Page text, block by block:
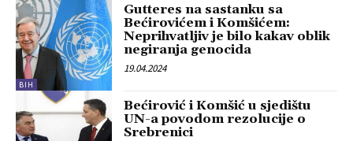
BIH
Gutteres na sastanku sa
Bećirovićem i Komšićem:
Neprihvatljiv je bilo kakav oblik
negiranja genocida
19.04.2024
Bećirović i Komšić u sjedištu
UN-a povodom rezolucije o
Srebrenici